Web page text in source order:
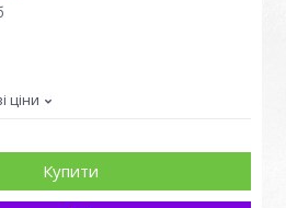
ціни
Купити